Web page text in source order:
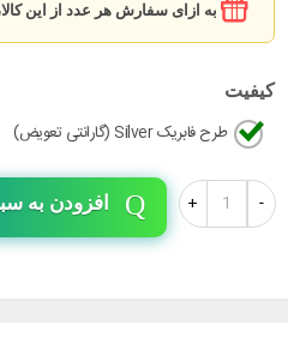
به ازای سفارش هر عدد از این
کیفیت
طرح فابریک Silver (گارانتی تعویض)
-
+ افزودن به